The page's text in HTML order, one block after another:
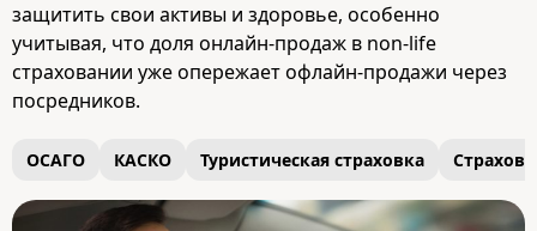
защитить свои активы и здоровье, особенно
учитывая, что доля онлайн-продаж в non-life
страховании уже опережает офлайн-продажи через
посредников.
ОСАГО КАСКО Туристическая страховка